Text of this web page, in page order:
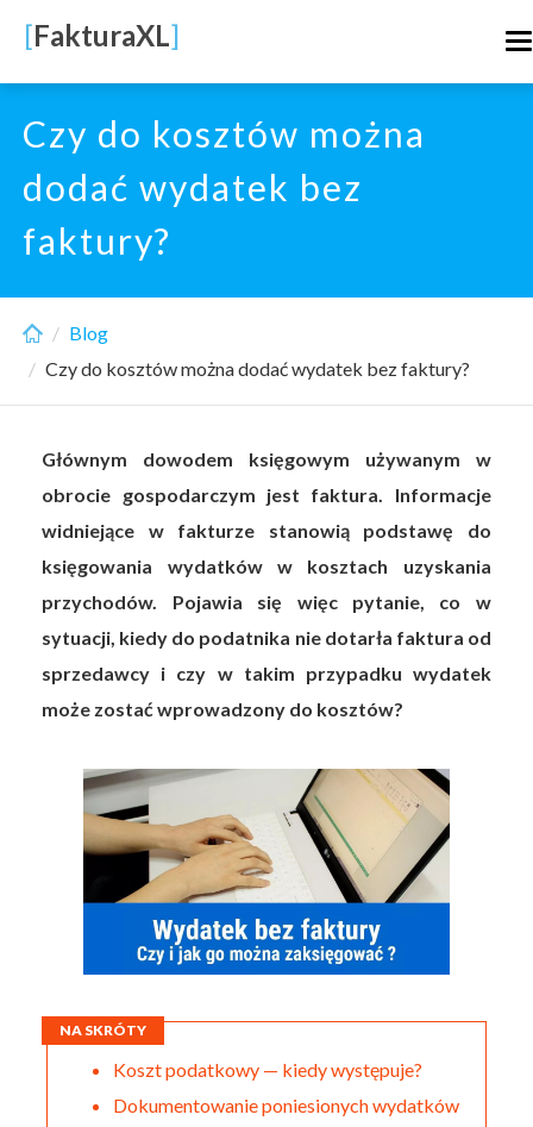
main
content
[FakturaXL]
Czy do kosztów można
dodać wydatek bez
faktury?
Blog
Czy do kosztów można dodać wydatek bez faktury?
Głównym dowodem księgowym używanym w
obrocie gospodarczym jest faktura. Informacje
widniejące w fakturze stanowią podstawę do
księgowania wydatków w kosztach uzyskania
przychodów. Pojawia się więc pytanie, co w
sytuacji, kiedy do podatnika nie dotarła faktura od
sprzedawcy i czy w takim przypadku wydatek
może zostać wprowadzony do kosztów?
NA SKRÓTY
Koszt podatkowy — kiedy występuje?
Dokumentowanie poniesionych wydatków